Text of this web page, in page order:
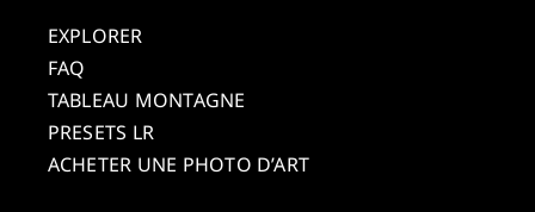
EXPLORER
FAQ
TABLEAU MONTAGNE
PRESETS LR
ACHETER UNE PHOTO D’ART